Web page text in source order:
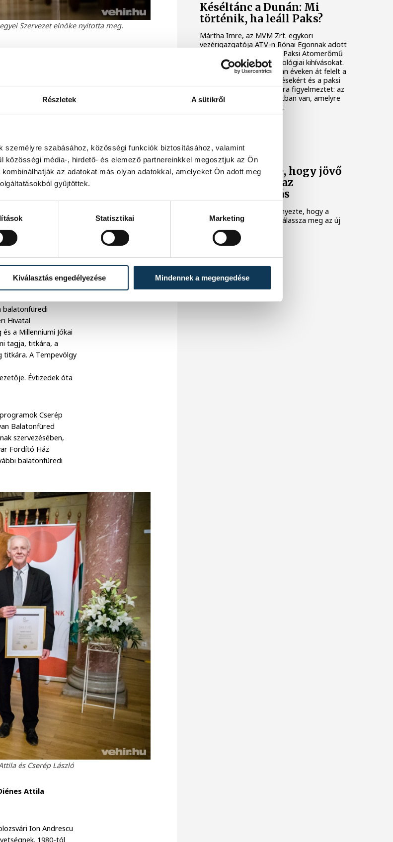
Részletek A sütikről
személyre szabásához, közösségi funkciók biztosításához, valamint
közösségi média-, hirdető- és elemező partnereinkkel megosztjuk az Ön
az adatokat más olyan adatokkal, amelyeket Ön adott meg
gyűjtöttek.
Statisztikai Marketing
Kiválasztás engedélyezése Mindennek a megengedése
Szervezet elnöke nyitotta meg.
Dávid, a Hester’s Life
vehették át.
Reál-M Kft.
legnagyobb,
árbevételük
110 fős állandó
Partnereik
szállítanak.
balatonfüredi
Hivatal
a Millenniumi Jókai
tagja, titkára, a
titkára. A Tempevölgy
Évtizedek óta
Cserép
Balatonfüred
szervezésében,
Fordító Ház
balatonfüredi
és Cserép László
Attila
Ion Andrescu
1980-tól
Késéltánc a Dunán: Mi
történik, ha leáll Paks?
Mártha Imre, az MVM Zrt. egykori
vezérigazgatója ATV-n Rónai Egonnak adott
interjújában vázolta fel a Paksi Atomerőmű
előtt álló példátlan technológiai kihívásokat.
A szakember, aki korábban éveken át felelt a
hazai energetikai fejlesztésekért és a paksi
blokkok működéséért, arra figyelmeztet: az
erőmű olyan üzemállapotban van, amelyre
eredetileg nem tervezték.
A Tisza-frakció
kezdeményezte, hogy jövő
kedden legyen az
államfőválasztás
A Tisza-frakció kezdeményezte, hogy a
parlament jövő kedden válassza meg az új
köztársasági elnököt.